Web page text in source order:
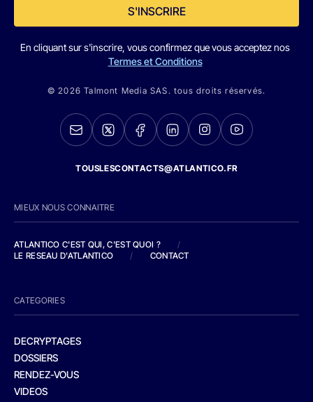
S'INSCRIRE
En cliquant sur s'inscrire, vous confirmez que vous acceptez nos
Termes et Conditions
© 2026 Talmont Media SAS. tous droits réservés.
TOUSLESCONTACTS@ATLANTICO.FR
MIEUX NOUS CONNAITRE
ATLANTICO C'EST QUI, C'EST QUOI ?
/
LE RESEAU D'ATLANTICO
/ CONTACT
CATEGORIES
DECRYPTAGES
DOSSIERS
RENDEZ-VOUS
VIDEOS